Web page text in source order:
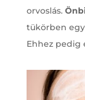
orvoslás.
tükörben egy
Ehhez pedig